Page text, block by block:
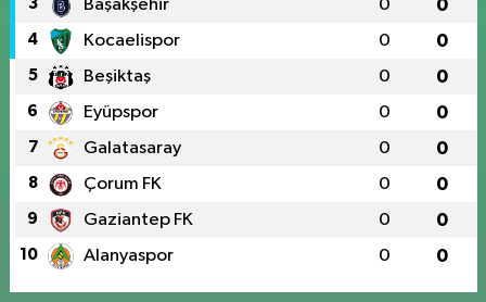
3 Başakşehir 0 0
4 Kocaelispor 0 0
5 Beşiktaş 0 0
6 Eyüpspor 0 0
7 Galatasaray 0 0
8 Çorum FK 0 0
9 Gaziantep FK 0 0
10 Alanyaspor 0 0